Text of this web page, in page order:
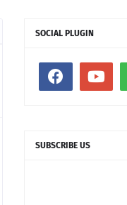
SOCIAL PLUGIN
SUBSCRIBE US